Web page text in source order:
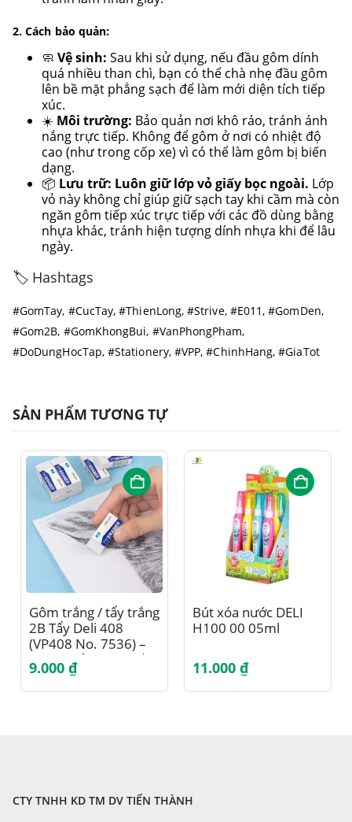
2. Cách bảo quản:
🧼 Vệ sinh: Sau khi sử dụng, nếu đầu gôm dính
quá nhiều than chì, bạn có thể chà nhẹ đầu gôm
lên bề mặt phẳng sạch để làm mới diện tích tiếp
xúc.
☀️ Môi trường: Bảo quản nơi khô ráo, tránh ánh
nắng trực tiếp. Không để gôm ở nơi có nhiệt độ
cao (như trong cốp xe) vì có thể làm gôm bị biến
dạng.
📦 Lưu trữ: Luôn giữ lớp vỏ giấy bọc ngoài. Lớp
vỏ này không chỉ giúp giữ sạch tay khi cầm mà còn
ngăn gôm tiếp xúc trực tiếp với các đồ dùng bằng
nhựa khác, tránh hiện tượng dính nhựa khi để lâu
ngày.
🏷️ Hashtags
#GomTay, #CucTay, #ThienLong, #Strive, #E011, #GomDen,
#Gom2B, #GomKhongBui, #VanPhongPham,
#DoDungHocTap, #Stationery, #VPP, #ChinhHang, #GiaTot
SẢN PHẨM TƯƠNG TỰ
Gôm trắng / tẩy trắng
2B Tẩy Deli 408
(VP408 No. 7536) –
Hiệu Quả Tuyệt Đối
9.000 ₫
Bút xóa nước DELI
H100 00 05ml
11.000 ₫
CTY TNHH KD TM DV TIẾN THÀNH